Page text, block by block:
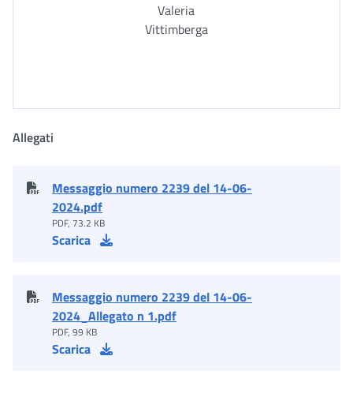
Valeria
Vittimberga
Allegati
Messaggio numero 2239 del 14-06-
2024.pdf
PDF, 73.2 KB
Scarica
Messaggio numero 2239 del 14-06-
2024_Allegato n 1.pdf
PDF, 99 KB
Scarica